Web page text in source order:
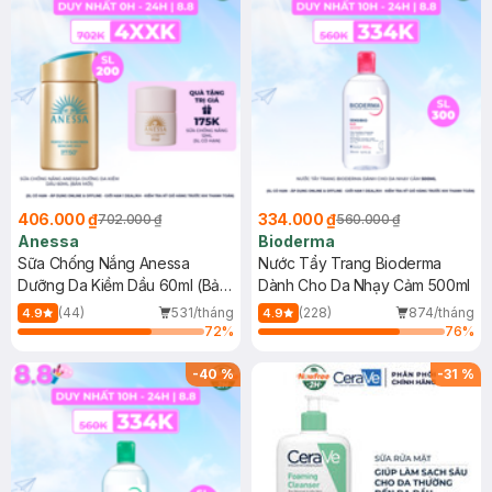
406.000 ₫702.000 ₫
Anessa
Sữa Chống Nắng Anessa
Dưỡng Da Kiềm Dầu 60ml (Bản
Mới)
4.9 (44)
531/tháng
72%
334.000 ₫560.000 ₫
Bioderma
Nước Tẩy Trang Bioderma
Dành Cho Da Nhạy Cảm 500ml
4.9 (228)
874/tháng
76%
-40% -31 %